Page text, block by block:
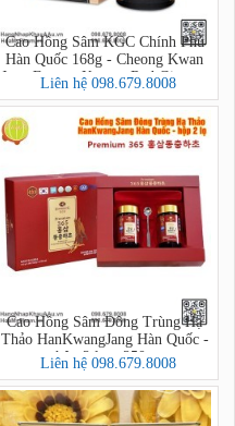
Cao Hồng Sâm KGC Chính Phủ
Hàn Quốc 168g - Cheong Kwan
Jang Extract Korean Red Ginseng
Liên hệ 098.679.8008
Cao Hồng Sâm Đông Trùng Hạ
Thảo HanKwangJang Hàn Quốc -
hộp 2 lọ x 250g
Liên hệ 098.679.8008